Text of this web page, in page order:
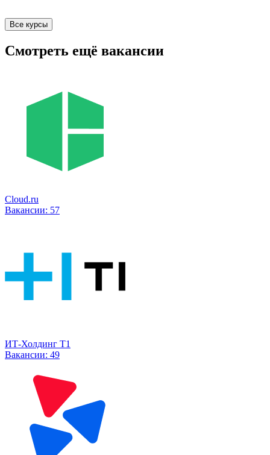
Все курсы
Смотреть ещё вакансии
Cloud.ru
Вакансии: 57
ИТ-Холдинг Т1
Вакансии: 49